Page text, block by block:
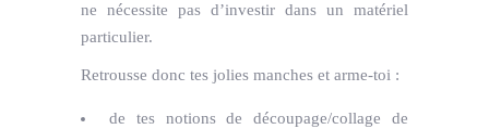
ne nécessite pas d’investir dans un matériel
particulier.
Retrousse donc tes jolies manches et arme-toi :
de tes notions de découpage/collage de